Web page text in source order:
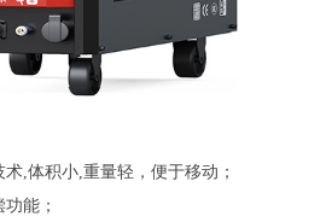
,体积小,重量轻，便于移动；
能；